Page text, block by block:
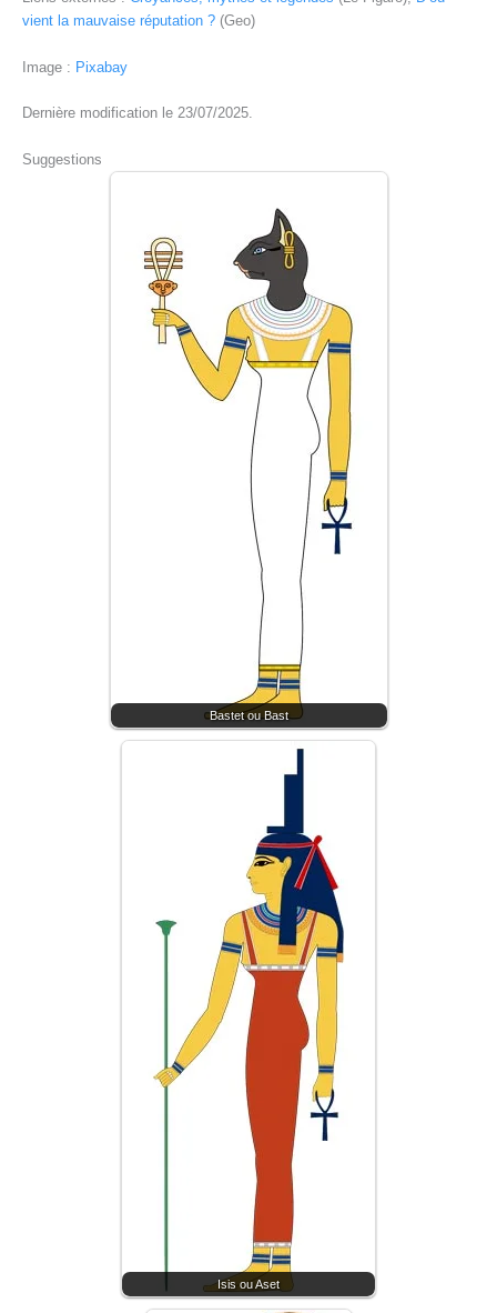
vient la mauvaise réputation ? (Geo)
Image : Pixabay
Dernière modification le 23/07/2025.
Suggestions
Bastet ou Bast
Isis ou Aset